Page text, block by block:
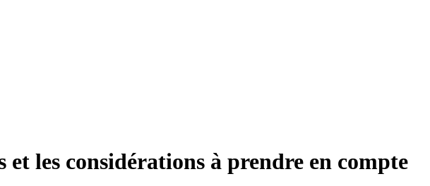
les considérations à prendre en compte